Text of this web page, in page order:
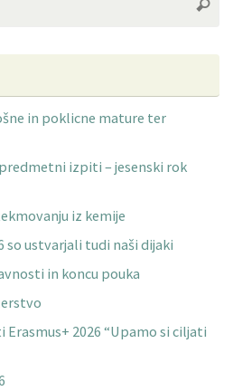
in poklicne mature ter
izpiti – jesenski rok
iz kemije
so ustvarjali tudi naši dijaki
in koncu pouka
2026 “Upamo si ciljati